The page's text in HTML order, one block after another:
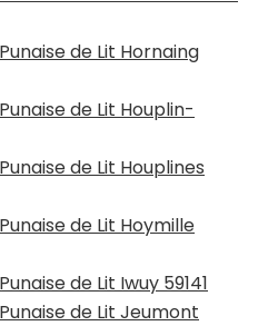
de Lit Hornaing
de Lit Houplin-
de Lit Houplines
de Lit Hoymille
de Lit Iwuy 59141
de Lit Jeumont